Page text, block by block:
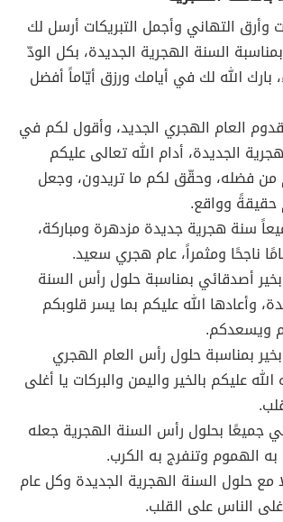
وأرق التهاني وأجمل التبريكات أرسل لك
السنة الهجرية الجديدة، بكل الودّ
بارك الله لك في أيامك ورزق أيّاماً أفضل
العام الهجري الجديد، وأقول لكم في
الجديدة، أدام الله تعالى عليكم
من فضله، وحقّق لكم ما تريدون، وجعل
حقيقةً وواقع.
سنة هجرية جديدة مزدهرة ومباركة،
ناجحًا ومثمراً، عام هجري سعيد.
أصدقائي بمناسبة حلول رأس السنة
وأعادها الله عليكم بما يسر قلوبكم
ويسعدكم.
بمناسبة حلول رأس العام الهجري
الله عليكم بالخير واليمن والبركات يا أغلى
جميعًا بحلول رأس السنة الهجرية جعله
به الهموم وتنفرج به الكرب.
مع حلول السنة الهجرية الجديدة وكل عام
الناس على القلب.